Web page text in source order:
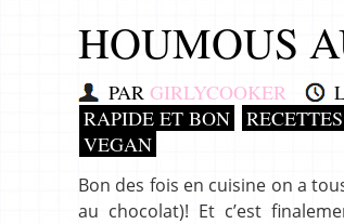
HOUMOUS
PAR GIRLYCOOKER
RAPIDE ET BON
RECETTES
VEGAN
Bon des fois en cuisine on a
au chocolat)! Et c’est